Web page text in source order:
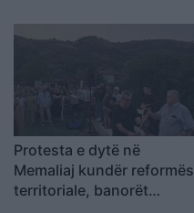
Protesta e dytë në
Memaliaj kundër reformës
territoriale, banorët